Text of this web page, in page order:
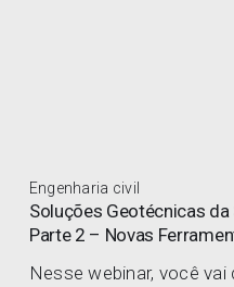
Engenharia civil
Soluções Geotécnicas da
Parte 2 – Novas
Nesse webinar, você